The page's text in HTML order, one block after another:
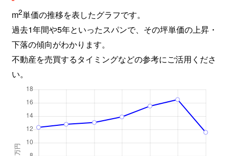
m2単価の推移を表したグラフです。
過去1年間や5年といったスパンで、その坪単価の上昇・
下落の傾向がわかります。
不動産を売買するタイミングなどの参考にご活用くださ
い。